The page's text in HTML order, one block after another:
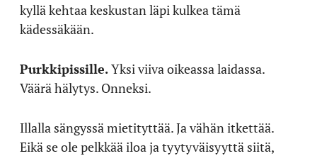
kyllä kehtaa keskustan läpi kulkea tämä
kädessäkään.
Purkkipissille.Yksi viiva oikeassa laidassa.
Väärä hälytys. Onneksi.
Illalla sängyssä mietityttää. Ja vähän itkettää.
Eikä se ole pelkkää iloa ja tyytyväisyyttä siitä,